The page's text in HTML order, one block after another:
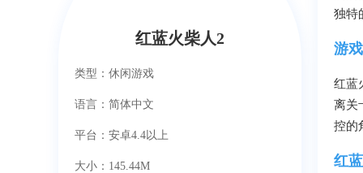
类型：休闲游戏
语言：简体中文
平台：安卓4.4以上
大小：145.44M
红蓝火柴人2
独特
游
红蓝
离关
控的
红